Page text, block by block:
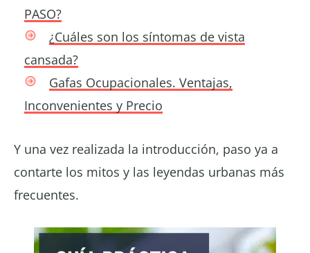
PASO?
¿Cuáles son los síntomas de vista
cansada?
Gafas Ocupacionales. Ventajas,
Inconvenientes y Precio
Y una vez realizada la introducción, paso ya a
contarte los mitos y las leyendas urbanas más
frecuentes.